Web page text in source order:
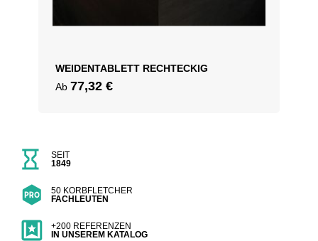
WEIDENTABLETT RECHTECKIG
Ab 77,32 €
SEIT
1849
50 KORBFLETCHER
FACHLEUTEN
+200 REFERENZEN
IN UNSEREM KATALOG